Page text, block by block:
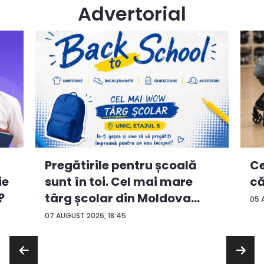
Advertorial
07 AUGUST 2026, 18:45
Pregătirile pentru școală
sunt în toi. Cel mai mare
târg școlar din Moldova
con...
05